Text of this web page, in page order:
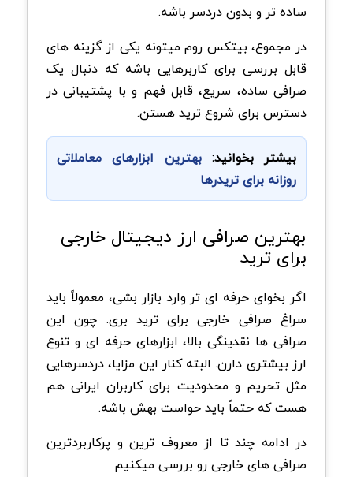
ساده تر و بدون دردسر باشه.
در مجموع، بیتکس روم میتونه یکی از گزینه های
قابل بررسی برای کاربرهایی باشه که دنبال یک
صرافی ساده، سریع، قابل فهم و با پشتیبانی در
دسترس برای شروع ترید هستن.
بیشتر بخوانید:بهترین ابزارهای معاملاتی
روزانه برای تریدرها
بهترین صرافی ارز دیجیتال خارجی
برای ترید
اگر بخوای حرفه ای تر وارد بازار بشی، معمولاً باید
سراغ صرافی خارجی برای ترید بری. چون این
صرافی ها نقدینگی بالا، ابزارهای حرفه ای و تنوع
ارز بیشتری دارن. البته کنار این مزایا، دردسرهایی
مثل تحریم و محدودیت برای کاربران ایرانی هم
هست که حتماً باید حواست بهش باشه.
در ادامه چند تا از معروف ترین و پرکاربردترین
صرافی های خارجی رو بررسی میکنیم.